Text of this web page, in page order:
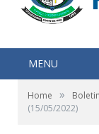
MENU
Home »
(15/05/2022)